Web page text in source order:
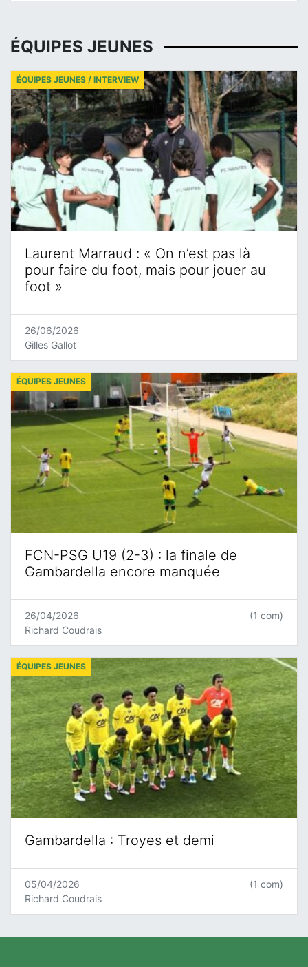
ÉQUIPES JEUNES
Laurent Marraud : « On n’est pas là
pour faire du foot, mais pour jouer au
foot »
ÉQUIPES JEUNES / INTERVIEW
26/06/2026
Gilles Gallot
FCN-PSG U19 (2-3) : la finale de
Gambardella encore manquée
ÉQUIPES JEUNES
26/04/2026
Richard Coudrais
(1 com)
Gambardella : Troyes et demi
ÉQUIPES JEUNES
05/04/2026
Richard Coudrais
(1 com)